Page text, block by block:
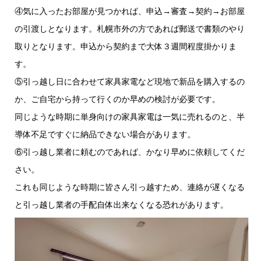
④気に入ったお部屋が見つかれば、申込→審査→契約→お部屋
の引渡しとなります。札幌市外の方であれば郵送で書類のやり
取りとなります。申込から契約まで大体３週間程度掛かりま
す。
⑤引っ越し日に合わせて家具家電など現地で新品を購入するの
か、ご自宅から持って行くのか早めの検討が必要です。
同じような時期に単身向けの家具家電は一気に売れるのと、半
導体不足ですぐに納品できない場合があります。
⑥引っ越し業者に頼むのであれば、かなり早めに依頼してくだ
さい。
これも同じような時期に皆さん引っ越すため、連絡が遅くなる
と引っ越し業者の手配自体出来なくなる恐れがあります。